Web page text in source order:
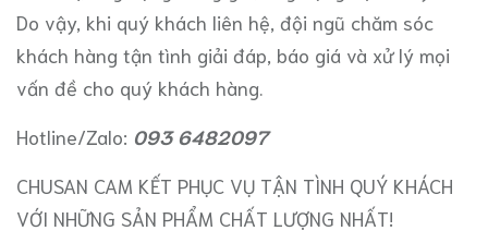
Do vậy, khi quý khách liên hệ, đội ngũ chăm sóc
khách hàng tận tình giải đáp, báo giá và xử lý mọi
vấn đề cho quý khách hàng.
Hotline/Zalo: 093 6482097
CHUSAN CAM KẾT PHỤC VỤ TẬN TÌNH QUÝ KHÁCH
VỚI NHỮNG SẢN PHẨM CHẤT LƯỢNG NHẤT!